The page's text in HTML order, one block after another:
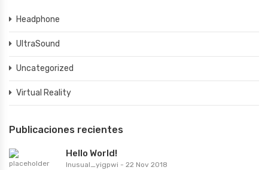
Headphone
UltraSound
Uncategorized
Virtual Reality
Publicaciones recientes
Hello World!
Inusual_yigpwi - 22 Nov 2018